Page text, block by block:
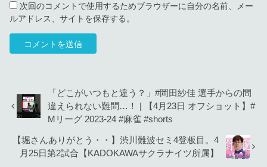
次回のコメントで使用するためブラウザーに自分の名前、メー
ルアドレス、サイトを保存する。
「どこがいつもと違う？」#岡田紗佳 選手からの間
違えられない難問…！ | 【4月23日 オフショット】#
Mリーグ 2023-24 #麻雀 #shorts
【堀さんありがとう・・】渋川難波セミ4登板目。4
月25日第2試合【KADOKAWAサクラナイツ所属】